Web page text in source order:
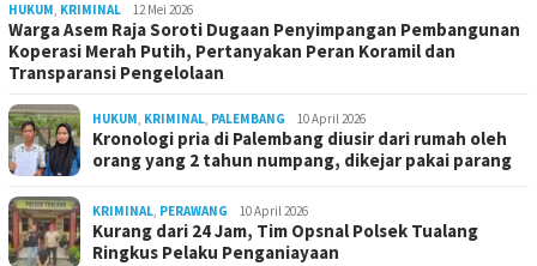
HUKUM, KRIMINAL 12 Mei 2026
Warga Asem Raja Soroti Dugaan Penyimpangan Pembangunan
Koperasi Merah Putih, Pertanyakan Peran Koramil dan
Transparansi Pengelolaan
HUKUM, KRIMINAL, PALEMBANG 10 April 2026
Kronologi pria di Palembang diusir dari rumah oleh
orang yang 2 tahun numpang, dikejar pakai parang
KRIMINAL, PERAWANG 10 April 2026
Kurang dari 24 Jam, Tim Opsnal Polsek Tualang
Ringkus Pelaku Penganiayaan